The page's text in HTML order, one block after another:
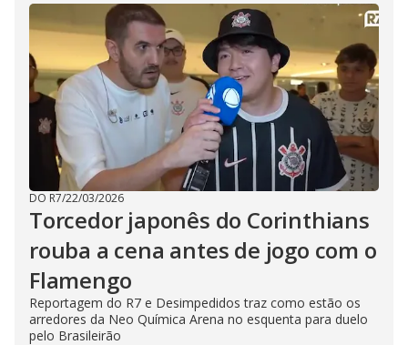
DO R7/22/03/2026
Torcedor japonês do Corinthians
rouba a cena antes de jogo com o
Flamengo
Reportagem do R7 e Desimpedidos traz como estão os
arredores da Neo Química Arena no esquenta para duelo
pelo Brasileirão